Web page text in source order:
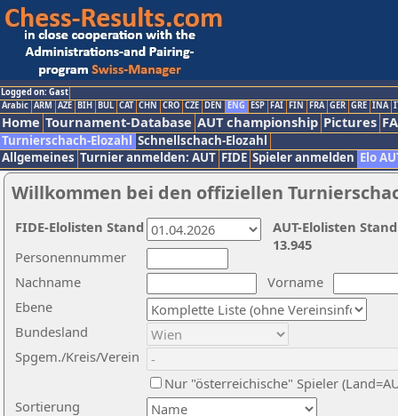
Logged on: Gast
Arabic ARM AZE BIH BUL CAT CHN CRO CZE DEN ENG ESP FAI FIN FRA GER GRE INA
Home Tournament-Database AUT championship Pictures
Turnierschach-Elozahl Schnellschach-Elozahl
Allgemeines Turnier anmelden: AUT FIDE Spieler anmelden Elo
Willkommen bei den offiziellen
Nachname
Vorname
Ebene
Sortierung
Personennummer
Bundesland
Spgem./Kreis/Verein
Nur "österreichische" Spieler
AUT-Elolisten
13.945
FIDE-Elolisten Stand